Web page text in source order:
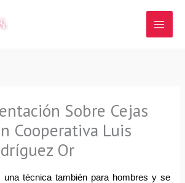
Sobre Cejas
Cooperativa Luis
Or
una técnica también para hombres y se